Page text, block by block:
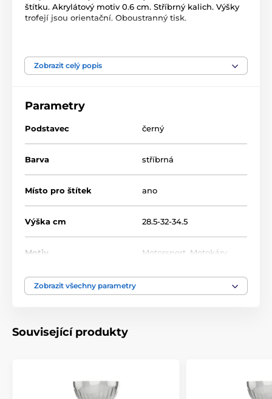
štítku. Akrylátový motiv 0.6 cm. Stříbrný kalich. Výšky
trofejí jsou orientační. Oboustranný tisk.
Motokáry Motorsport ACUPCS
Zobrazit celý popis
Parametry
Podstavec černý
Barva stříbrná
Místo pro štítek ano
Výška cm 28.5-32-34.5
Motiv Motorsport Motokáry
Typ ocenění
Zobrazit všechny parametry
Související produkty